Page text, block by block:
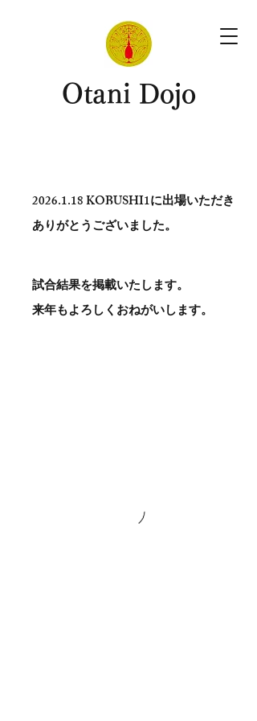
​Otani Dojo
2026.1.18KOBUSHI1に出場いただき
ありがとう​ございました。
試合結果を掲載いたします。
​来年もよろしくおねがいします。